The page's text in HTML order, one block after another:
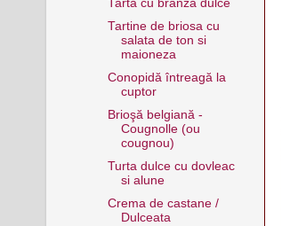
Tartă cu brânză dulce
Tartine de briosa cu
salata de ton si
maioneza
Conopidă întreagă la
cuptor
Brioşă belgiană -
Cougnolle (ou
cougnou)
Turta dulce cu dovleac
si alune
Crema de castane /
Dulceata